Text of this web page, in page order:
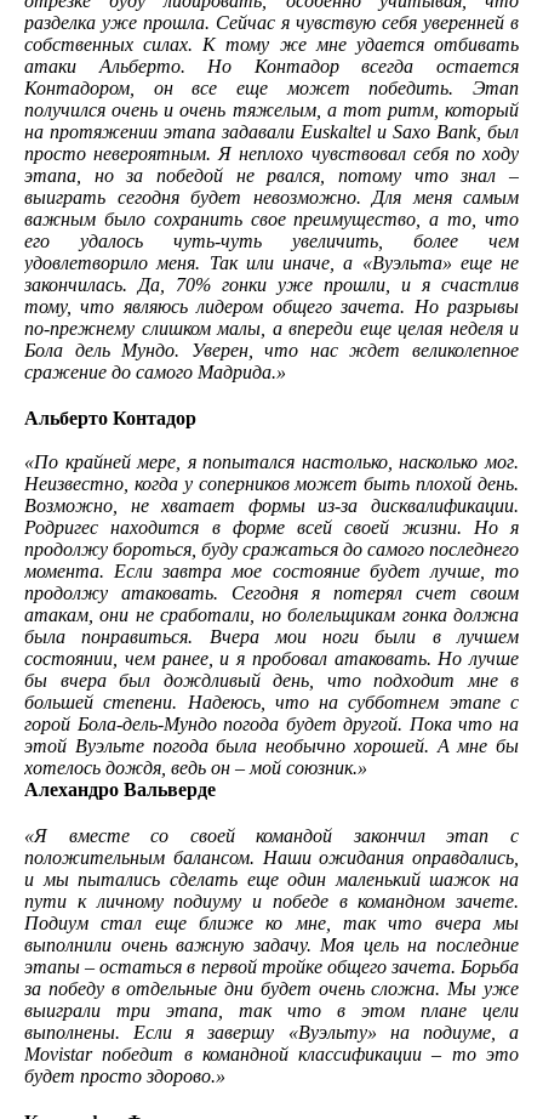
разделка уже прошла. Сейчас я чувствую себя уверенней в
собственных силах. К тому же мне удается отбивать
атаки Альберто. Но Контадор всегда остается
Контадором, он все еще может победить. Этап
получился очень и очень тяжелым, а тот ритм, который
на протяжении этапа задавали Euskaltel и Saxo Bank, был
просто невероятным. Я неплохо чувствовал себя по ходу
этапа, но за победой не рвался, потому что знал –
выиграть сегодня будет невозможно. Для меня самым
важным было сохранить свое преимущество, а то, что
его удалось чуть-чуть увеличить, более чем
удовлетворило меня. Так или иначе, а «Вуэльта» еще не
закончилась. Да, 70% гонки уже прошли, и я счастлив
тому, что являюсь лидером общего зачета. Но разрывы
по-прежнему слишком малы, а впереди еще целая неделя и
Бола дель Мундо. Уверен, что нас ждет великолепное
сражение до самого Мадрида.»
Альберто Контадор
«По крайней мере, я попытался настолько, насколько мог.
Неизвестно, когда у соперников может быть плохой день.
Возможно, не хватает формы из-за дисквалификации.
Родригес находится в форме всей своей жизни. Но я
продолжу бороться, буду сражаться до самого последнего
момента. Если завтра мое состояние будет лучше, то
продолжу атаковать. Сегодня я потерял счет своим
атакам, они не сработали, но болельщикам гонка должна
была понравиться. Вчера мои ноги были в лучшем
состоянии, чем ранее, и я пробовал атаковать. Но лучше
бы вчера был дождливый день, что подходит мне в
большей степени. Надеюсь, что на субботнем этапе с
горой Бола-дель-Мундо погода будет другой. Пока что на
этой Вуэльте погода была необычно хорошей. А мне бы
хотелось дождя, ведь он – мой союзник.»
Алехандро Вальверде
«Я вместе со своей командой закончил этап с
положительным балансом. Наши ожидания оправдались,
и мы пытались сделать еще один маленький шажок на
пути к личному подиуму и победе в командном зачете.
Подиум стал еще ближе ко мне, так что вчера мы
выполнили очень важную задачу. Моя цель на последние
этапы – остаться в первой тройке общего зачета. Борьба
за победу в отдельные дни будет очень сложна. Мы уже
выиграли три этапа, так что в этом плане цели
выполнены. Если я завершу «Вуэльту» на подиуме, а
Movistar победит в командной классификации – то это
будет просто здорово.»